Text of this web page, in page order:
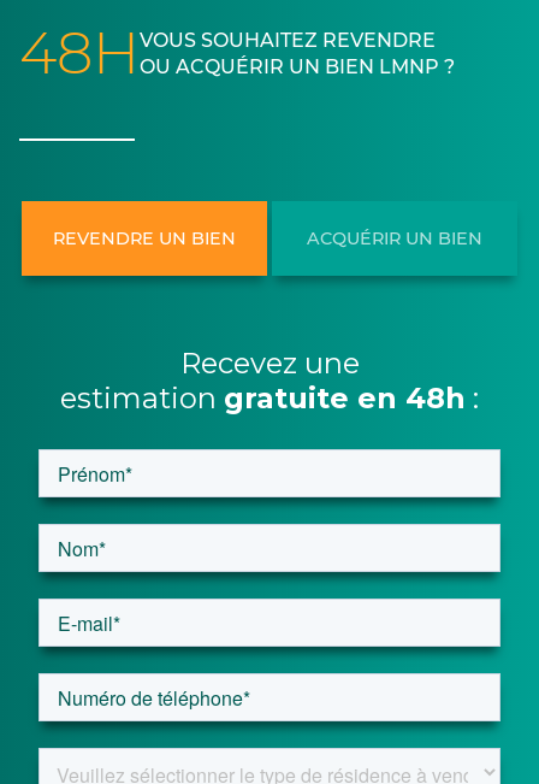
48H VOUS SOUHAITEZ REVENDRE
OU ACQUÉRIR UN BIEN LMNP ?
REVENDRE UN BIEN ACQUÉRIR UN BIEN